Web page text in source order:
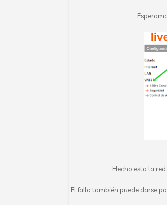
Hecho esto la
El fallo también puede darse